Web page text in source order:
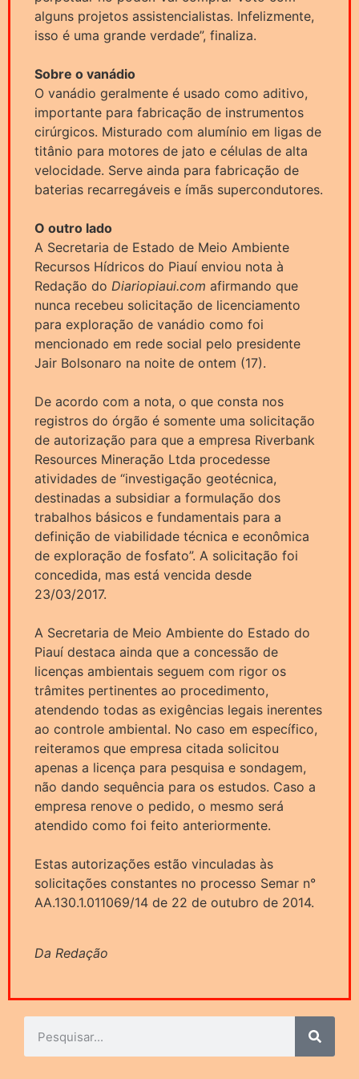
alguns projetos assistencialistas. Infelizmente,
isso é uma grande verdade”, finaliza.
Sobre o vanádio
O vanádio geralmente é usado como aditivo,
importante para fabricação de instrumentos
cirúrgicos. Misturado com alumínio em ligas de
titânio para motores de jato e células de alta
velocidade. Serve ainda para fabricação de
baterias recarregáveis e ímãs supercondutores.
O outro lado
A Secretaria de Estado de Meio Ambiente
Recursos Hídricos do Piauí enviou nota à
Redação do Diariopiaui.com afirmando que
nunca recebeu solicitação de licenciamento
para exploração de vanádio como foi
mencionado em rede social pelo presidente
Jair Bolsonaro na noite de ontem (17).
De acordo com a nota, o que consta nos
registros do órgão é somente uma solicitação
de autorização para que a empresa Riverbank
Resources Mineração Ltda procedesse
atividades de “investigação geotécnica,
destinadas a subsidiar a formulação dos
trabalhos básicos e fundamentais para a
definição de viabilidade técnica e econômica
de exploração de fosfato”. A solicitação foi
concedida, mas está vencida desde
23/03/2017.
A Secretaria de Meio Ambiente do Estado do
Piauí destaca ainda que a concessão de
licenças ambientais seguem com rigor os
trâmites pertinentes ao procedimento,
atendendo todas as exigências legais inerentes
ao controle ambiental. No caso em específico,
reiteramos que empresa citada solicitou
apenas a licença para pesquisa e sondagem,
não dando sequência para os estudos. Caso a
empresa renove o pedido, o mesmo será
atendido como foi feito anteriormente.
Estas autorizações estão vinculadas às
solicitações constantes no processo Semar n°
AA.130.1.011069/14 de 22 de outubro de 2014.
Da Redação